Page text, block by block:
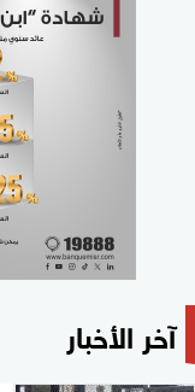
آخر الأخبار